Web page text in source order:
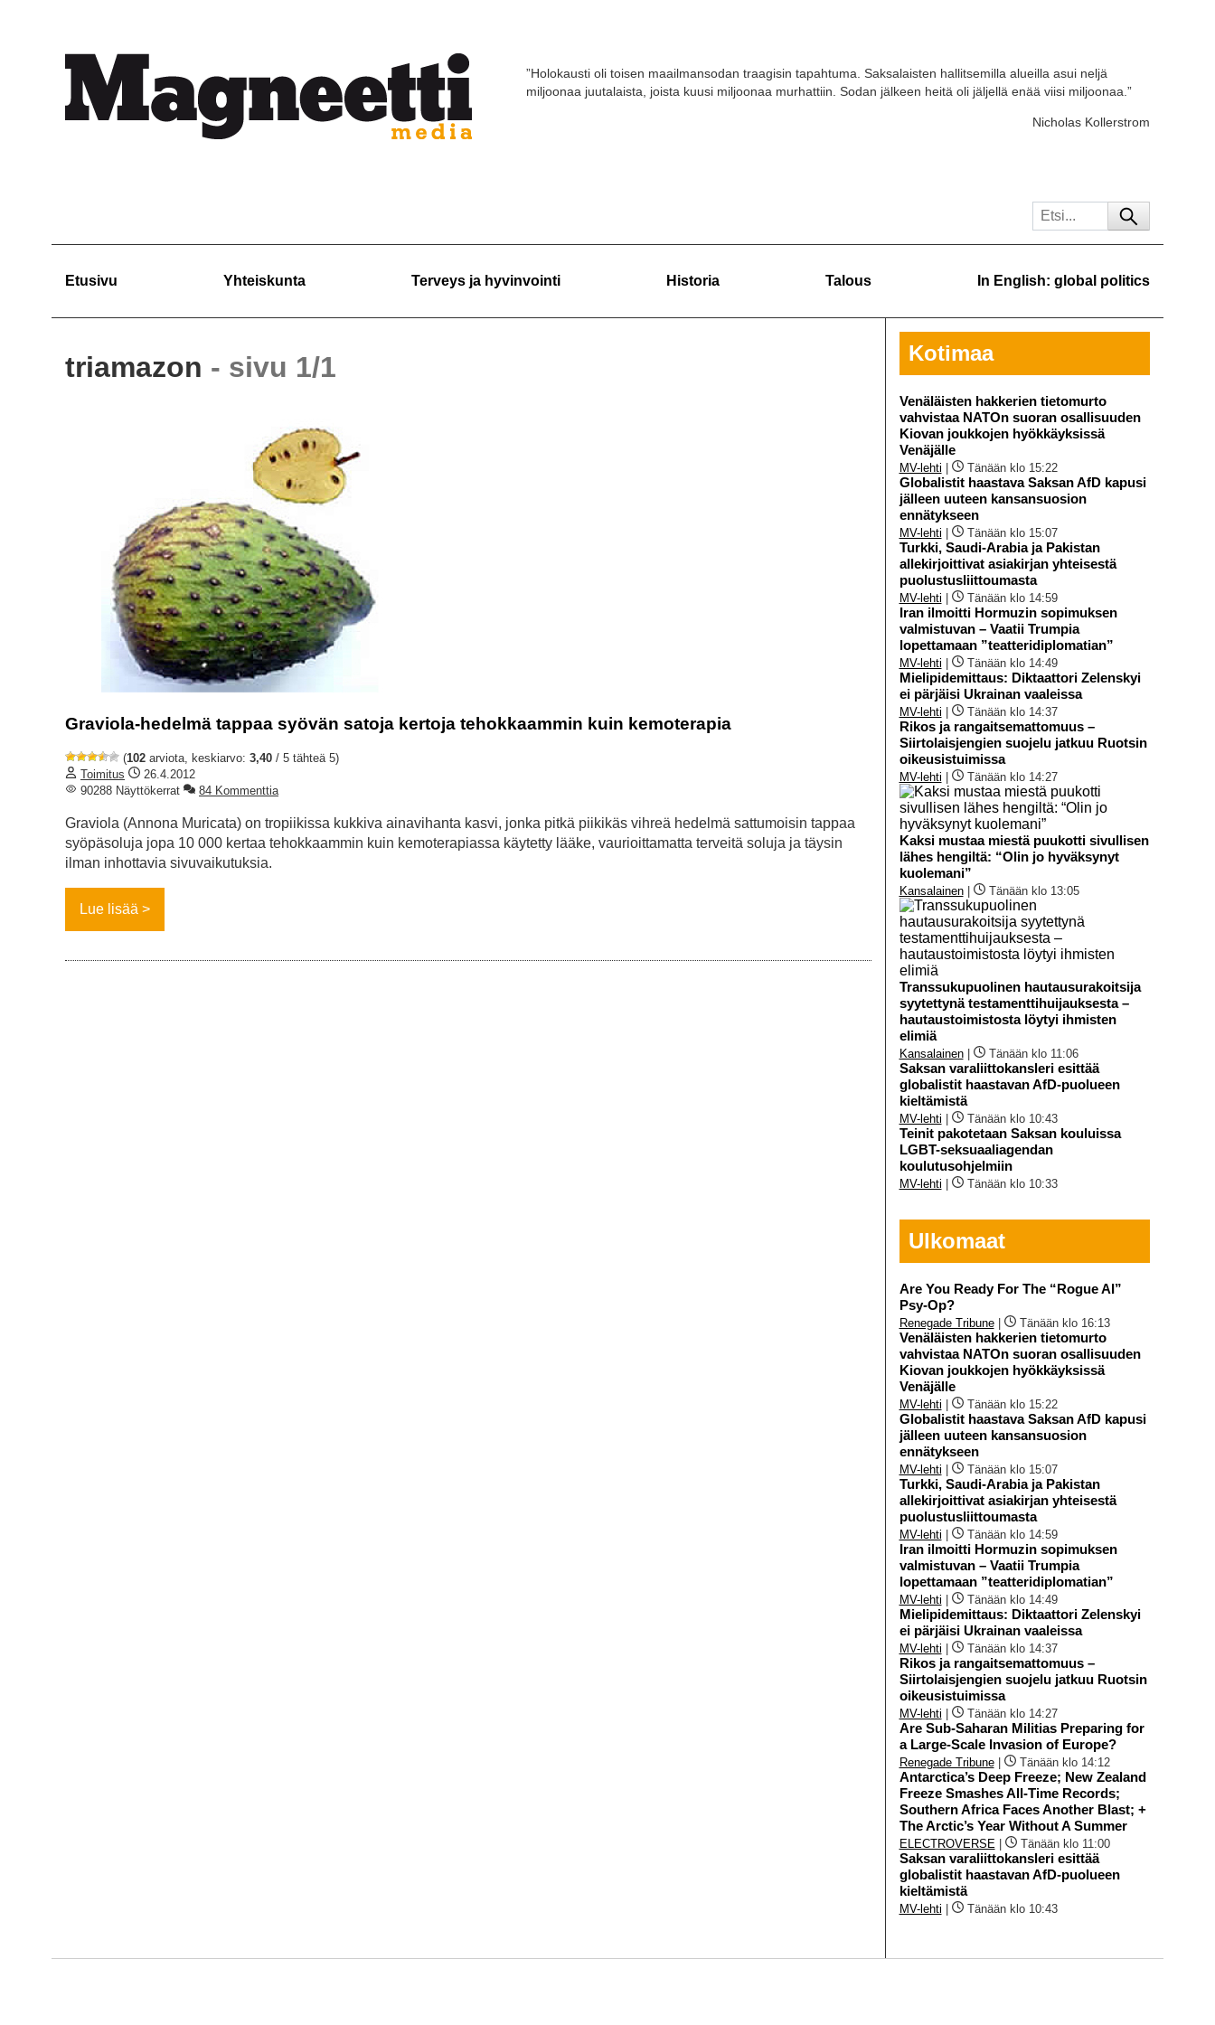
”Holokausti oli toisen maailmansodan traagisin tapahtuma. Saksalaisten hallitsemilla alueilla asui neljä
miljoonaa juutalaista, joista kuusi miljoonaa murhattiin. Sodan jälkeen heitä oli jäljellä enää viisi miljoonaa.”
Nicholas Kollerstrom
Etusivu Yhteiskunta Terveys ja hyvinvointi Historia Talous In English: global politics
triamazon - sivu 1/1
Graviola-hedelmä tappaa syövän satoja kertoja tehokkaammin kuin kemoterapia
(102 arviota, keskiarvo: 3,40 / 5 tähteä 5)
Toimitus
26.4.2012
90288 Näyttökerrat
84 Kommenttia
Graviola (Annona Muricata) on tropiikissa kukkiva ainavihanta kasvi, jonka pitkä piikikäs vihreä hedelmä sattumoisin tappaa
syöpäsoluja jopa 10 000 kertaa tehokkaammin kuin kemoterapiassa käytetty lääke, vaurioittamatta terveitä soluja ja täysin
ilman inhottavia sivuvaikutuksia.
Lue lisää
Kotimaa
Venäläisten hakkerien tietomurto
vahvistaa NATOn suoran osallisuuden
Kiovan joukkojen hyökkäyksissä
Venäjälle
MV-lehti Tänään klo 15:22
Globalistit haastava Saksan AfD kapusi
jälleen uuteen kansansuosion
ennätykseen
MV-lehti Tänään klo 15:07
Turkki, Saudi-Arabia ja Pakistan
allekirjoittivat asiakirjan yhteisestä
puolustusliittoumasta
MV-lehti Tänään klo 14:59
Iran ilmoitti Hormuzin sopimuksen
valmistuvan – Vaatii Trumpia
lopettamaan ”teatteridiplomatian”
MV-lehti Tänään klo 14:49
Mielipidemittaus: Diktaattori Zelenskyi
ei pärjäisi Ukrainan vaaleissa
MV-lehti Tänään klo 14:37
Rikos ja rangaitsemattomuus –
Siirtolaisjengien suojelu jatkuu Ruotsin
oikeusistuimissa
MV-lehti Tänään klo 14:27
Kaksi mustaa miestä puukotti sivullisen
lähes hengiltä: “Olin jo hyväksynyt
kuolemani”
Kansalainen| Tänään klo 13:05
Transsukupuolinen hautausurakoitsija
syytettynä testamenttihuijauksesta –
hautaustoimistosta löytyi ihmisten
elimiä
Kansalainen| Tänään klo 11:06
Saksan varaliittokansleri esittää
globalistit haastavan AfD-puolueen
kieltämistä
MV-lehti Tänään klo 10:43
Teinit pakotetaan Saksan kouluissa
LGBT-seksuaaliagendan
koulutusohjelmiin
MV-lehti Tänään klo 10:33
Ulkomaat
Are You Ready For The “Rogue AI”
Psy-Op?
Renegade Tribune| Tänään klo 16:13
Venäläisten hakkerien tietomurto
vahvistaa NATOn suoran osallisuuden
Kiovan joukkojen hyökkäyksissä
Venäjälle
MV-lehti Tänään klo 15:22
Globalistit haastava Saksan AfD kapusi
jälleen uuteen kansansuosion
ennätykseen
MV-lehti Tänään klo 15:07
Turkki, Saudi-Arabia ja Pakistan
allekirjoittivat asiakirjan yhteisestä
puolustusliittoumasta
MV-lehti Tänään klo 14:59
Iran ilmoitti Hormuzin sopimuksen
valmistuvan – Vaatii Trumpia
lopettamaan ”teatteridiplomatian”
MV-lehti Tänään klo 14:49
Mielipidemittaus: Diktaattori Zelenskyi
ei pärjäisi Ukrainan vaaleissa
MV-lehti Tänään klo 14:37
Rikos ja rangaitsemattomuus –
Siirtolaisjengien suojelu jatkuu Ruotsin
oikeusistuimissa
MV-lehti Tänään klo 14:27
Are Sub-Saharan Militias Preparing for
a Large-Scale Invasion of Europe?
Renegade Tribune| Tänään klo 14:12
Antarctica’s Deep Freeze; New Zealand
Freeze Smashes All-Time Records;
Southern Africa Faces Another Blast; +
The Arctic’s Year Without A Summer
ELECTROVERSE Tänään klo 11:00
Saksan varaliittokansleri esittää
globalistit haastavan AfD-puolueen
kieltämistä
MV-lehti Tänään klo 10:43